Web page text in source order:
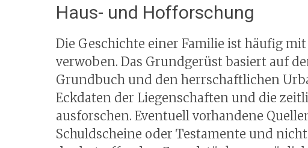
Haus- und Hofforschung
Die Geschichte einer Familie ist häufig
verwoben. Das Grundgerüst basiert auf
Grundbuch und den herrschaftlichen
Eckdaten der Liegenschaften und die
ausforschen. Eventuell vorhandene
Schuldscheine oder Testamente und